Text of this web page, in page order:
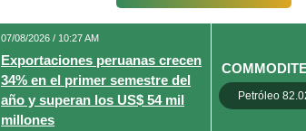
07/08/2026 / 10:27 AM
Exportaciones peruanas crecen
34% en el primer semestre del
año y superan los US$ 54 mil
millones
Petróleo